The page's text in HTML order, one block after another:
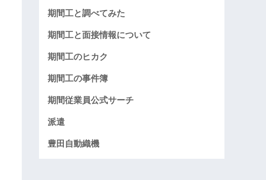
期間工と調べてみた
期間工と面接情報について
期間工のヒカク
期間工の事件簿
期間従業員公式サーチ
派遣
豊田自動織機